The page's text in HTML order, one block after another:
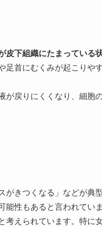
皮下組織にたまっている
足首にむくみが起こりや
が戻りにくくなり、細胞
がきつくなる」などが典
性もあると言われていま
考えられています。特に